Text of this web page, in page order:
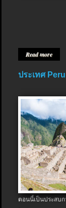
Read more
ประเทศ
ตอนนี้เป็นประสบ